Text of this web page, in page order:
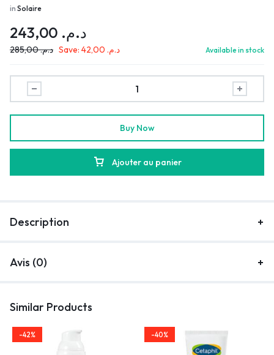
in Solaire
د.م.
د.م.285,00 Save: د.م. Available in stock
Ajouter au panier
Buy Now
Description
Avis (0)
Similar Products
-42% -40%